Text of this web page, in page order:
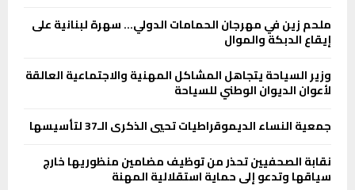
ملحم زين في مهرجان الحمامات الدولي… سهرة لبنانية على
إيقاع الدبكة والموال
وزير السياحة يتجاهل المشاكل المهنية والاجتماعية العالقة
لأعوان الديوان الوطني للسياحة
جمعية النساء الديموقراطيات تحيي الذكرى الـ37 لتأسيسها
نقابة الصحفيين تحذر من توظيف مضامين منظوريها خارج
سياقها وتدعو إلى حماية استقلالية المهنة